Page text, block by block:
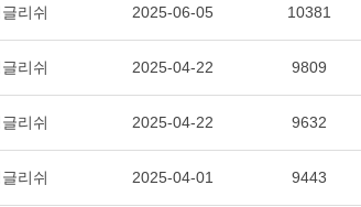
리쉬 2025-06-05 10381
리쉬 2025-04-22 9809
리쉬 2025-04-22 9632
리쉬 2025-04-01 9443